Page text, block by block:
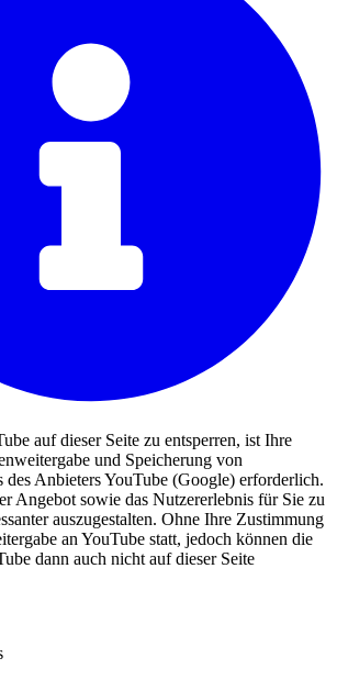
auf dieser Seite zu entsperren, ist Ihre
und Speicherung von
Anbieters YouTube (Google) erforderlich.
Angebot sowie das Nutzererlebnis für Sie zu
auszugestalten. Ohne Ihre Zustimmung
an YouTube statt, jedoch können die
dann auch nicht auf dieser Seite